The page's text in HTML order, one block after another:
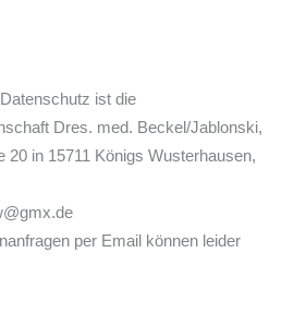
ist die
Dres. med. Beckel/Jablonski,
20 in 15711 Königs Wusterhausen,
per Email können leider